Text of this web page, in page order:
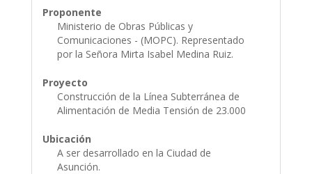
Proponente
Ministerio de Obras Públicas y
Comunicaciones - (MOPC). Representado
por la Señora Mirta Isabel Medina Ruiz.
Proyecto
Construcción de la Línea Subterránea de
Alimentación de Media Tensión de 23.000
Ubicación
A ser desarrollado en la Ciudad de
Asunción.